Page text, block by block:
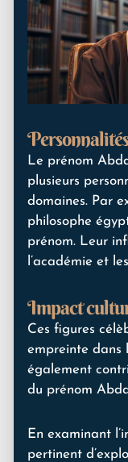
Le prénom
plusieurs
domaines. Par
philosophe
prénom. Leur
l’académie et
Impact
Ces figures
empreinte dans
également
du prénom
En examinant
pertinent